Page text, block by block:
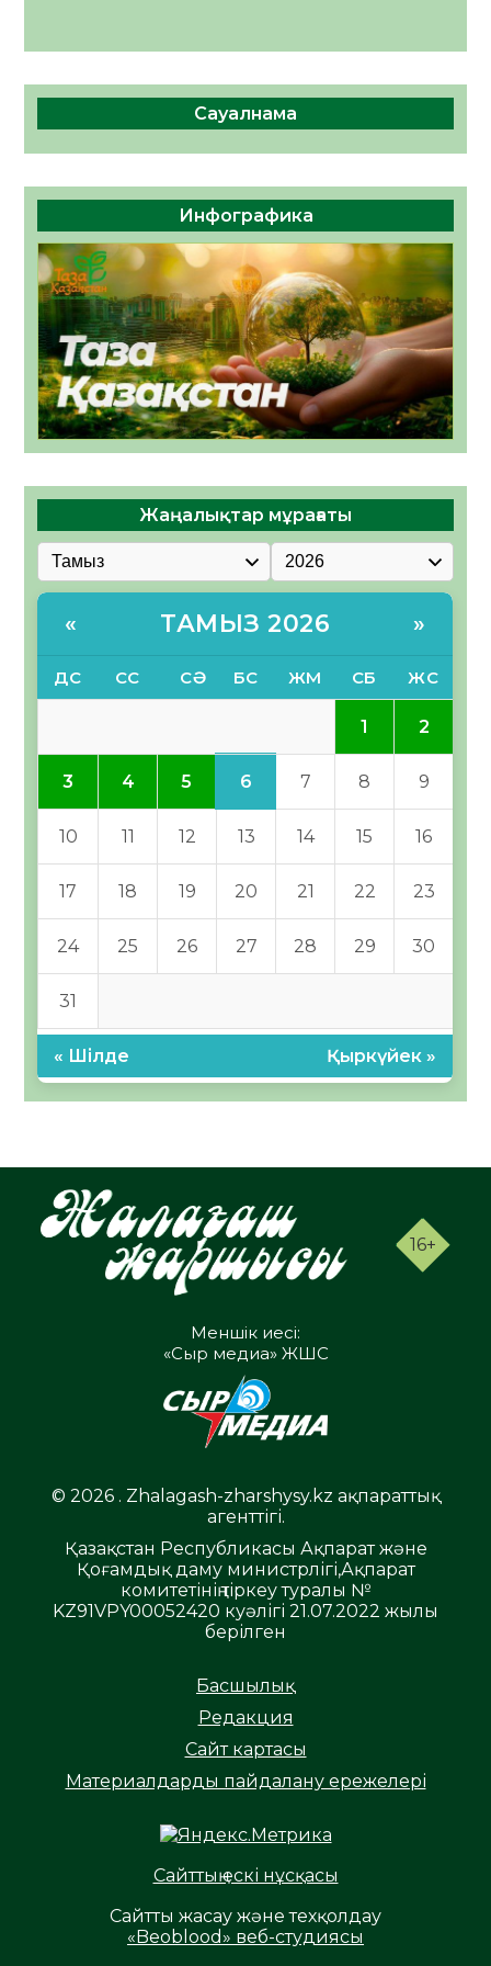
Сауалнама
Инфографика
Жаңалықтар мұрағаты
« ТАМЫЗ 2026 »
ДС СС СӘ БС ЖМ СБ ЖС
1 2
3 4 5 6 7 8 9
10 11 12 13 14 15 16
17 18 19 20 21 22 23
24 25 26 27 28 29 30
31
« Шілде Қыркүйек »
16+
Меншік иесі:
«Сыр медиа» ЖШС
© 2026 . Zhalagash-zharshysy.kz ақпараттық
агенттігі.
Қазақстан Республикасы Ақпарат және
Қоғамдық даму министрлігі,Ақпарат
комитетінің тіркеу туралы №
KZ91VPY00052420 куәлігі 21.07.2022 жылы
берілген
Басшылық
Редакция
Сайт картасы
Материалдарды пайдалану ережелері
Сайттың ескі нұсқасы
Сайтты жасау және техқолдау
«Beoblood» веб-студиясы